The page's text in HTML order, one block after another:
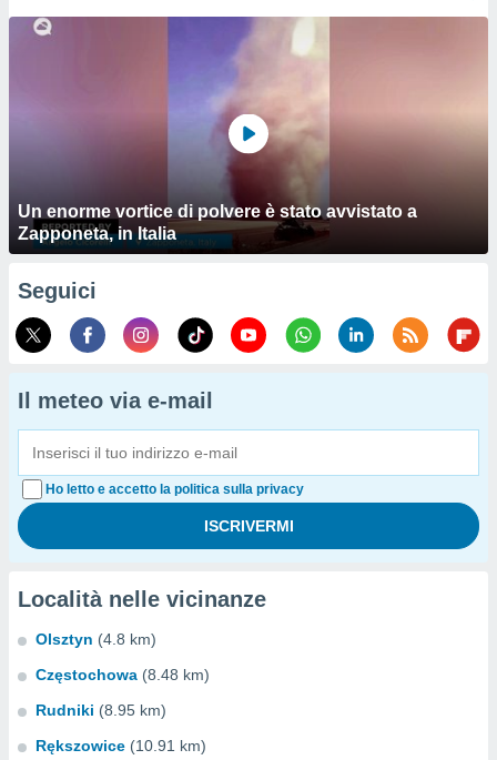
Un enorme vortice di polvere è stato avvistato a
Zapponeta, in Italia
Seguici
Il meteo via e-mail
Ho letto e accetto la politica sulla privacy
Località nelle vicinanze
Olsztyn (4.8 km)
Częstochowa (8.48 km)
Rudniki (8.95 km)
Rększowice (10.91 km)